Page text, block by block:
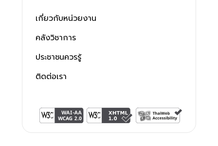
เกี่ยวกับหน่วยงาน
คลังวิชาการ
ประชาชนควรรู้
ติดต่อเรา